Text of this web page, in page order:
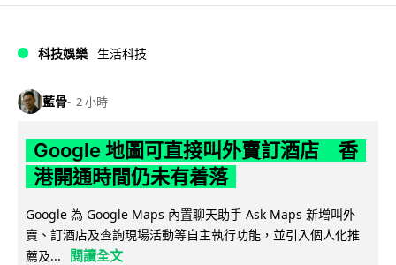
科技娛樂 生活科技
藍骨 2 小時
Google 地圖可直接叫外賣訂酒店 香
港開通時間仍未有着落
Google 為 Google Maps 內置聊天助手 Ask Maps 新增叫外
賣、訂酒店及查詢現場活動等自主執行功能，並引入個人化推
薦及...
閱讀全文